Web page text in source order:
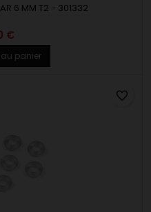
6 MM T2 - 301332
€
panier
favorite_border